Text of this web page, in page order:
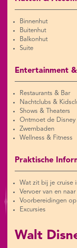
Binnenhut
Buitenhut
Balkonhut
Suite
Entertainment
Restaurants & Bar
Nachtclubs &
Shows & Theaters
Ontmoet de Disney
Zwembaden
Wellness & Fitness
Praktische
Wat zit bij je cruise
Vervoer van en
Voorbereidingen
Excursies
Walt